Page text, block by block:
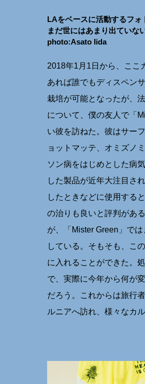
LAをベースに活動するフォ
まだ世にはあまり出ていな
photo:Asato Iida
2018年1月1日から、ここ
あれば誰でもディスペン
栽培が可能となったが、
について、僕の友人で「
い彼を訪ねた。彼はサー
ョットマッテ、オミズノ
ソン病をはじめとした病
した製品が近年大注目さ
したときなどに使用する
の治りも良いと評判があ
が、「Mister Green」で
している。そもそも、こ
に入れることができた。
で、実際に今年から何が
だろう。これからは旅行
ルニアへ訪れ、様々なカ